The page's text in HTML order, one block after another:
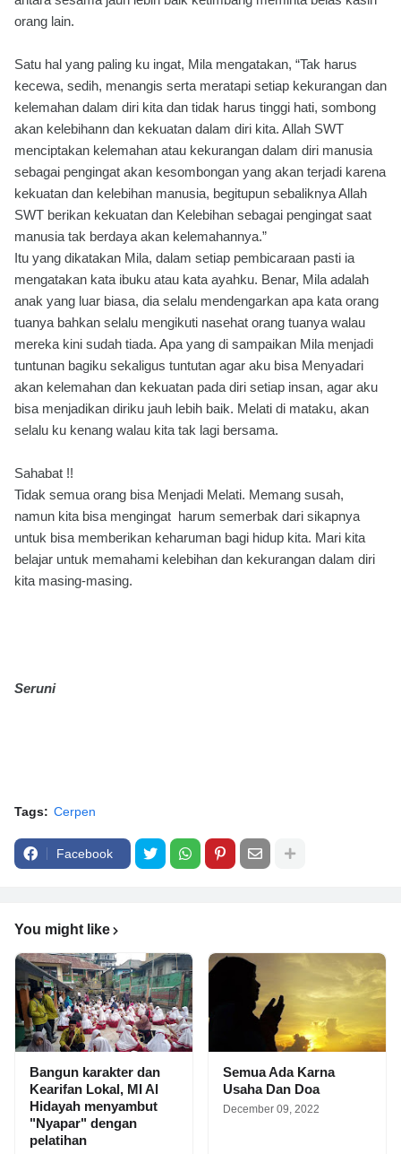
orang lain.
Satu hal yang paling ku ingat, Mila mengatakan, “Tak harus
kecewa, sedih, menangis serta meratapi setiap kekurangan dan
kelemahan dalam diri kita dan tidak harus tinggi hati, sombong
akan kelebihann dan kekuatan dalam diri kita. Allah SWT
menciptakan kelemahan atau kekurangan dalam diri manusia
sebagai pengingat akan kesombongan yang akan terjadi karena
kekuatan dan kelebihan manusia, begitupun sebaliknya Allah
SWT berikan kekuatan dan Kelebihan sebagai pengingat saat
manusia tak berdaya akan kelemahannya.”
Itu yang dikatakan Mila, dalam setiap pembicaraan pasti ia
mengatakan kata ibuku atau kata ayahku. Benar, Mila adalah
anak yang luar biasa, dia selalu mendengarkan apa kata orang
tuanya bahkan selalu mengikuti nasehat orang tuanya walau
mereka kini sudah tiada. Apa yang di sampaikan Mila menjadi
tuntunan bagiku sekaligus tuntutan agar aku bisa Menyadari
akan kelemahan dan kekuatan pada diri setiap insan, agar aku
bisa menjadikan diriku jauh lebih baik. Melati di mataku, akan
selalu ku kenang walau kita tak lagi bersama.
Sahabat !!
Tidak semua orang bisa Menjadi Melati. Memang susah,
namun kita bisa mengingat harum semerbak dari sikapnya
untuk bisa memberikan keharuman bagi hidup kita. Mari kita
belajar untuk memahami kelebihan dan kekurangan dalam diri
kita masing-masing.
Seruni
Tags: Cerpen
Facebook
You might like
Bangun karakter dan
Kearifan Lokal, MI Al
Hidayah menyambut
"Nyapar" dengan
pelatihan
Semua Ada Karna
Usaha Dan Doa
December 09, 2022